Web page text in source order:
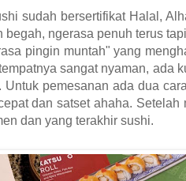
sudah bersertifikat Halal,
ngerasa penuh terus
pingin muntah" yang
sangat nyaman, ada
pemesanan ada dua
dan satset ahaha. Setelah
dan yang terakhir sushi.